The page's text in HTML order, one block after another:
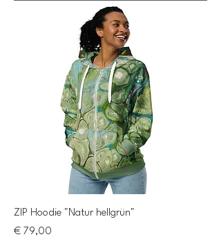
ZIP Hoodie "Natur hellgrün"
Preis
€ 79,00